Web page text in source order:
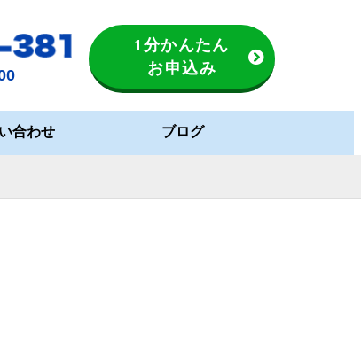
1分かんたん
お申込み
合わせ ブログ